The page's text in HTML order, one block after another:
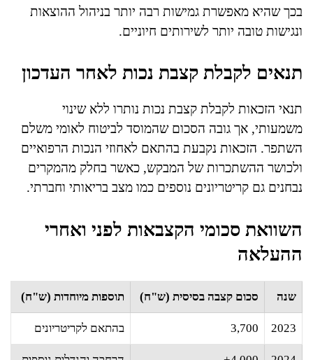
בכך שהיא מאפשרת גמישות רבה יותר בניהול ההוצאות
ונגישות טובה יותר לשירותים חיוניים.
תנאים לקבלת קצבת נכות לאחר העדכון
תנאי הזכאות לקבלת קצבת נכות נותרו ללא שינוי
משמעותי, אך גובה הסכום שהמוסד לביטוח לאומי משלם
השתפר. הזכאות נקבעת בהתאם לאחוזי הנכות הרפואיים
ולכושר ההשתכרות של המבקש, כאשר בחלק מהמקרים
נבחנים גם קריטריונים נוספים כמו מצב בריאותי וחברתי.
השוואת סכומי הקצבאות לפני ואחרי
ההעלאה
שנה סכום קצבה בסיסית (ש"ח) תוספות מיוחדות (ש"ח)
2023
3,700 בהתאם לקריטריונים